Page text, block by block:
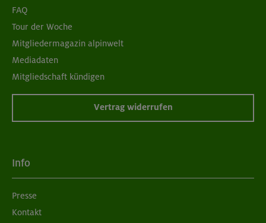
FAQ
Tour der Woche
Mitgliedermagazin alpinwelt
Mediadaten
Mitgliedschaft kündigen
Vertrag widerrufen
Info
Presse
Kontakt